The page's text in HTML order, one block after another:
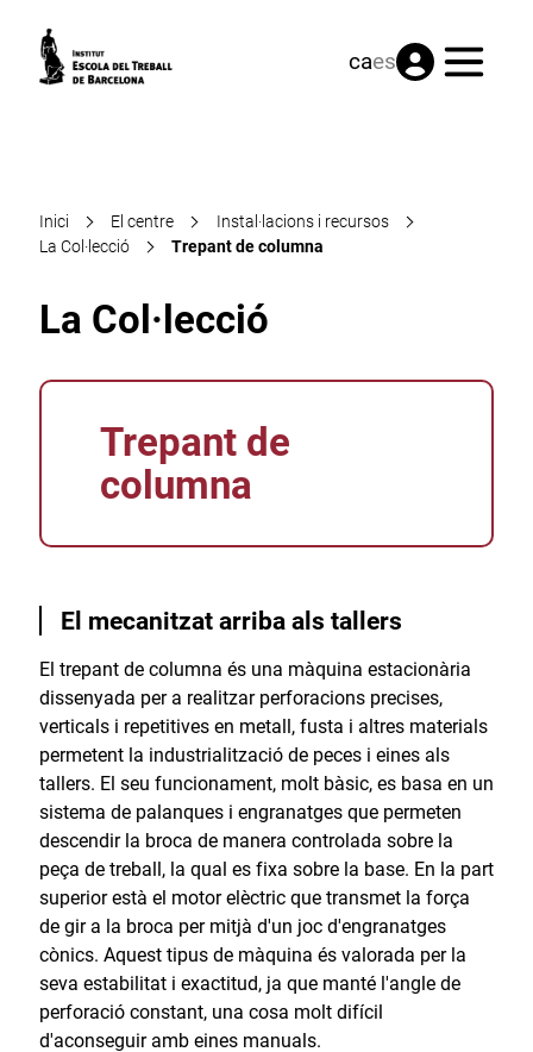
caes Menú
Inici El centre
Instal·lacions i recursos
La Col·lecció
Trepant de columna
La Col·lecció
Trepant de
columna
El mecanitzat arriba als tallers
El trepant de columna és una màquina estacionària
dissenyada per a realitzar perforacions precises,
verticals i repetitives en metall, fusta i altres materials
permetent la industrialització de peces i eines als
tallers. El seu funcionament, molt bàsic, es basa en un
sistema de palanques i engranatges que permeten
descendir la broca de manera controlada sobre la
peça de treball, la qual es fixa sobre la base. En la part
superior està el motor elèctric que transmet la força
de gir a la broca per mitjà d'un joc d'engranatges
cònics. Aquest tipus de màquina és valorada per la
seva estabilitat i exactitud, ja que manté l'angle de
perforació constant, una cosa molt difícil
d'aconseguir amb eines manuals.